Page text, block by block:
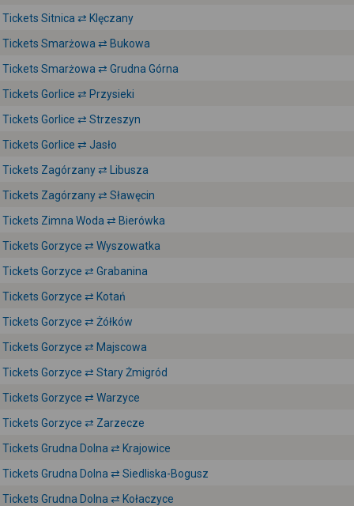
Tickets Sitnica ⇄ Klęczany
Tickets Smarżowa ⇄ Bukowa
Tickets Smarżowa ⇄ Grudna Górna
Tickets Gorlice ⇄ Przysieki
Tickets Gorlice ⇄ Strzeszyn
Tickets Gorlice ⇄ Jasło
Tickets Zagórzany ⇄ Libusza
Tickets Zagórzany ⇄ Sławęcin
Tickets Zimna Woda ⇄ Bierówka
Tickets Gorzyce ⇄ Wyszowatka
Tickets Gorzyce ⇄ Grabanina
Tickets Gorzyce ⇄ Kotań
Tickets Gorzyce ⇄ Żółków
Tickets Gorzyce ⇄ Majscowa
Tickets Gorzyce ⇄ Stary Żmigród
Tickets Gorzyce ⇄ Warzyce
Tickets Gorzyce ⇄ Zarzecze
Tickets Grudna Dolna ⇄ Krajowice
Tickets Grudna Dolna ⇄ Siedliska-Bogusz
Tickets Grudna Dolna ⇄ Kołaczyce